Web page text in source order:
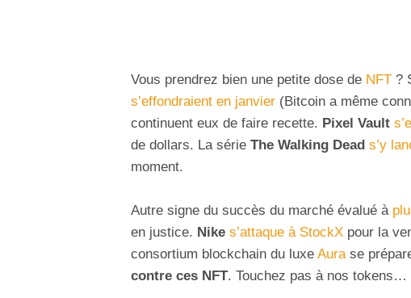
Vous prendrez bien une petite dose de NFT ?
s’effondraient en janvier (Bitcoin a même
continuent eux de faire recette. Pixel Vault
de dollars. La série The Walking Dead s’y
moment.
Autre signe du succès du marché évalué à
en justice. Nike s’attaque à StockX pour la
consortium blockchain du luxe Aurase
contre ces NFT. Touchez pas à nos tokens…